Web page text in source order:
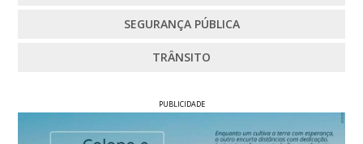
SEGURANÇA PÚBLICA
TRÂNSITO
PUBLICIDADE